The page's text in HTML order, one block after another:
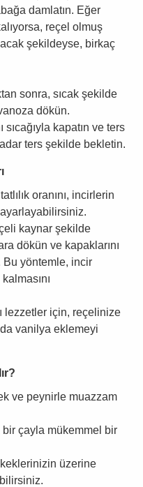
damlatın. Eğer
reçel olmuş
şekildeyse, birkaç
sonra, sıcak şekilde
dökün.
sıcağıyla kapatın ve ters
ters şekilde bekletin.
oranını, incirlerin
kaynar şekilde
dökün ve kapaklarını
Bu yöntemle, incir
lezzetler için, reçelinize
vanilya eklemeyi
ve peynirle muazzam
bir çayla mükemmel bir
üzerine